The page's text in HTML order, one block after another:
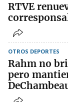
RTVE
OTROS DEPORTES
Rahm no
pero